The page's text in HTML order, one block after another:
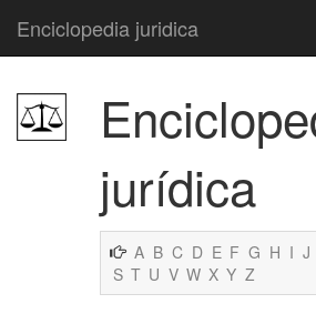
Enciclopedia juridica
jurídica
A B C D E F G H I J
S T U V W X Y Z